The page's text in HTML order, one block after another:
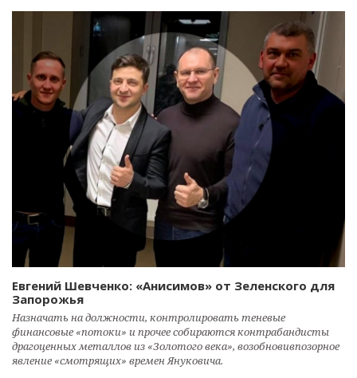
Евгений Шевченко: «Анисимов» от Зеленского для
Запорожья
Назначать на должности, контролировать теневые
финансовые «потоки» и прочее собираются контрабандисты
драгоценных металлов из «Золотого века», возобновивпозорное
явление «смотрящих» времен Януковича.